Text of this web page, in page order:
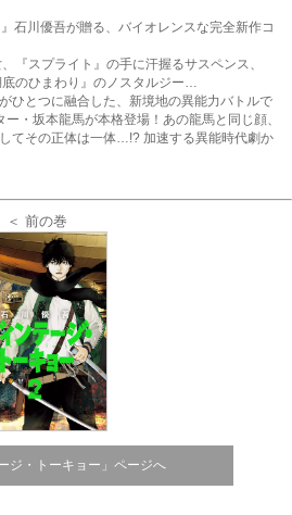
石川優吾が贈る、バイオレンスな完全新作コ
『スプライト』の手に汗握るサスペンス、
底のひまわり』のノスタルジー…
ひとつに融合した、新境地の異能力バトルで
・坂本龍馬が本格登場！あの龍馬と同じ顔、
てその正体は一体…!? 加速する異能時代劇か
＜ 前の巻
ジ・トーキョー」ページへ